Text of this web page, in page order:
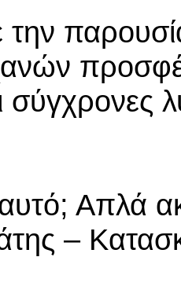
την
σύγχρονες
Απλά
–